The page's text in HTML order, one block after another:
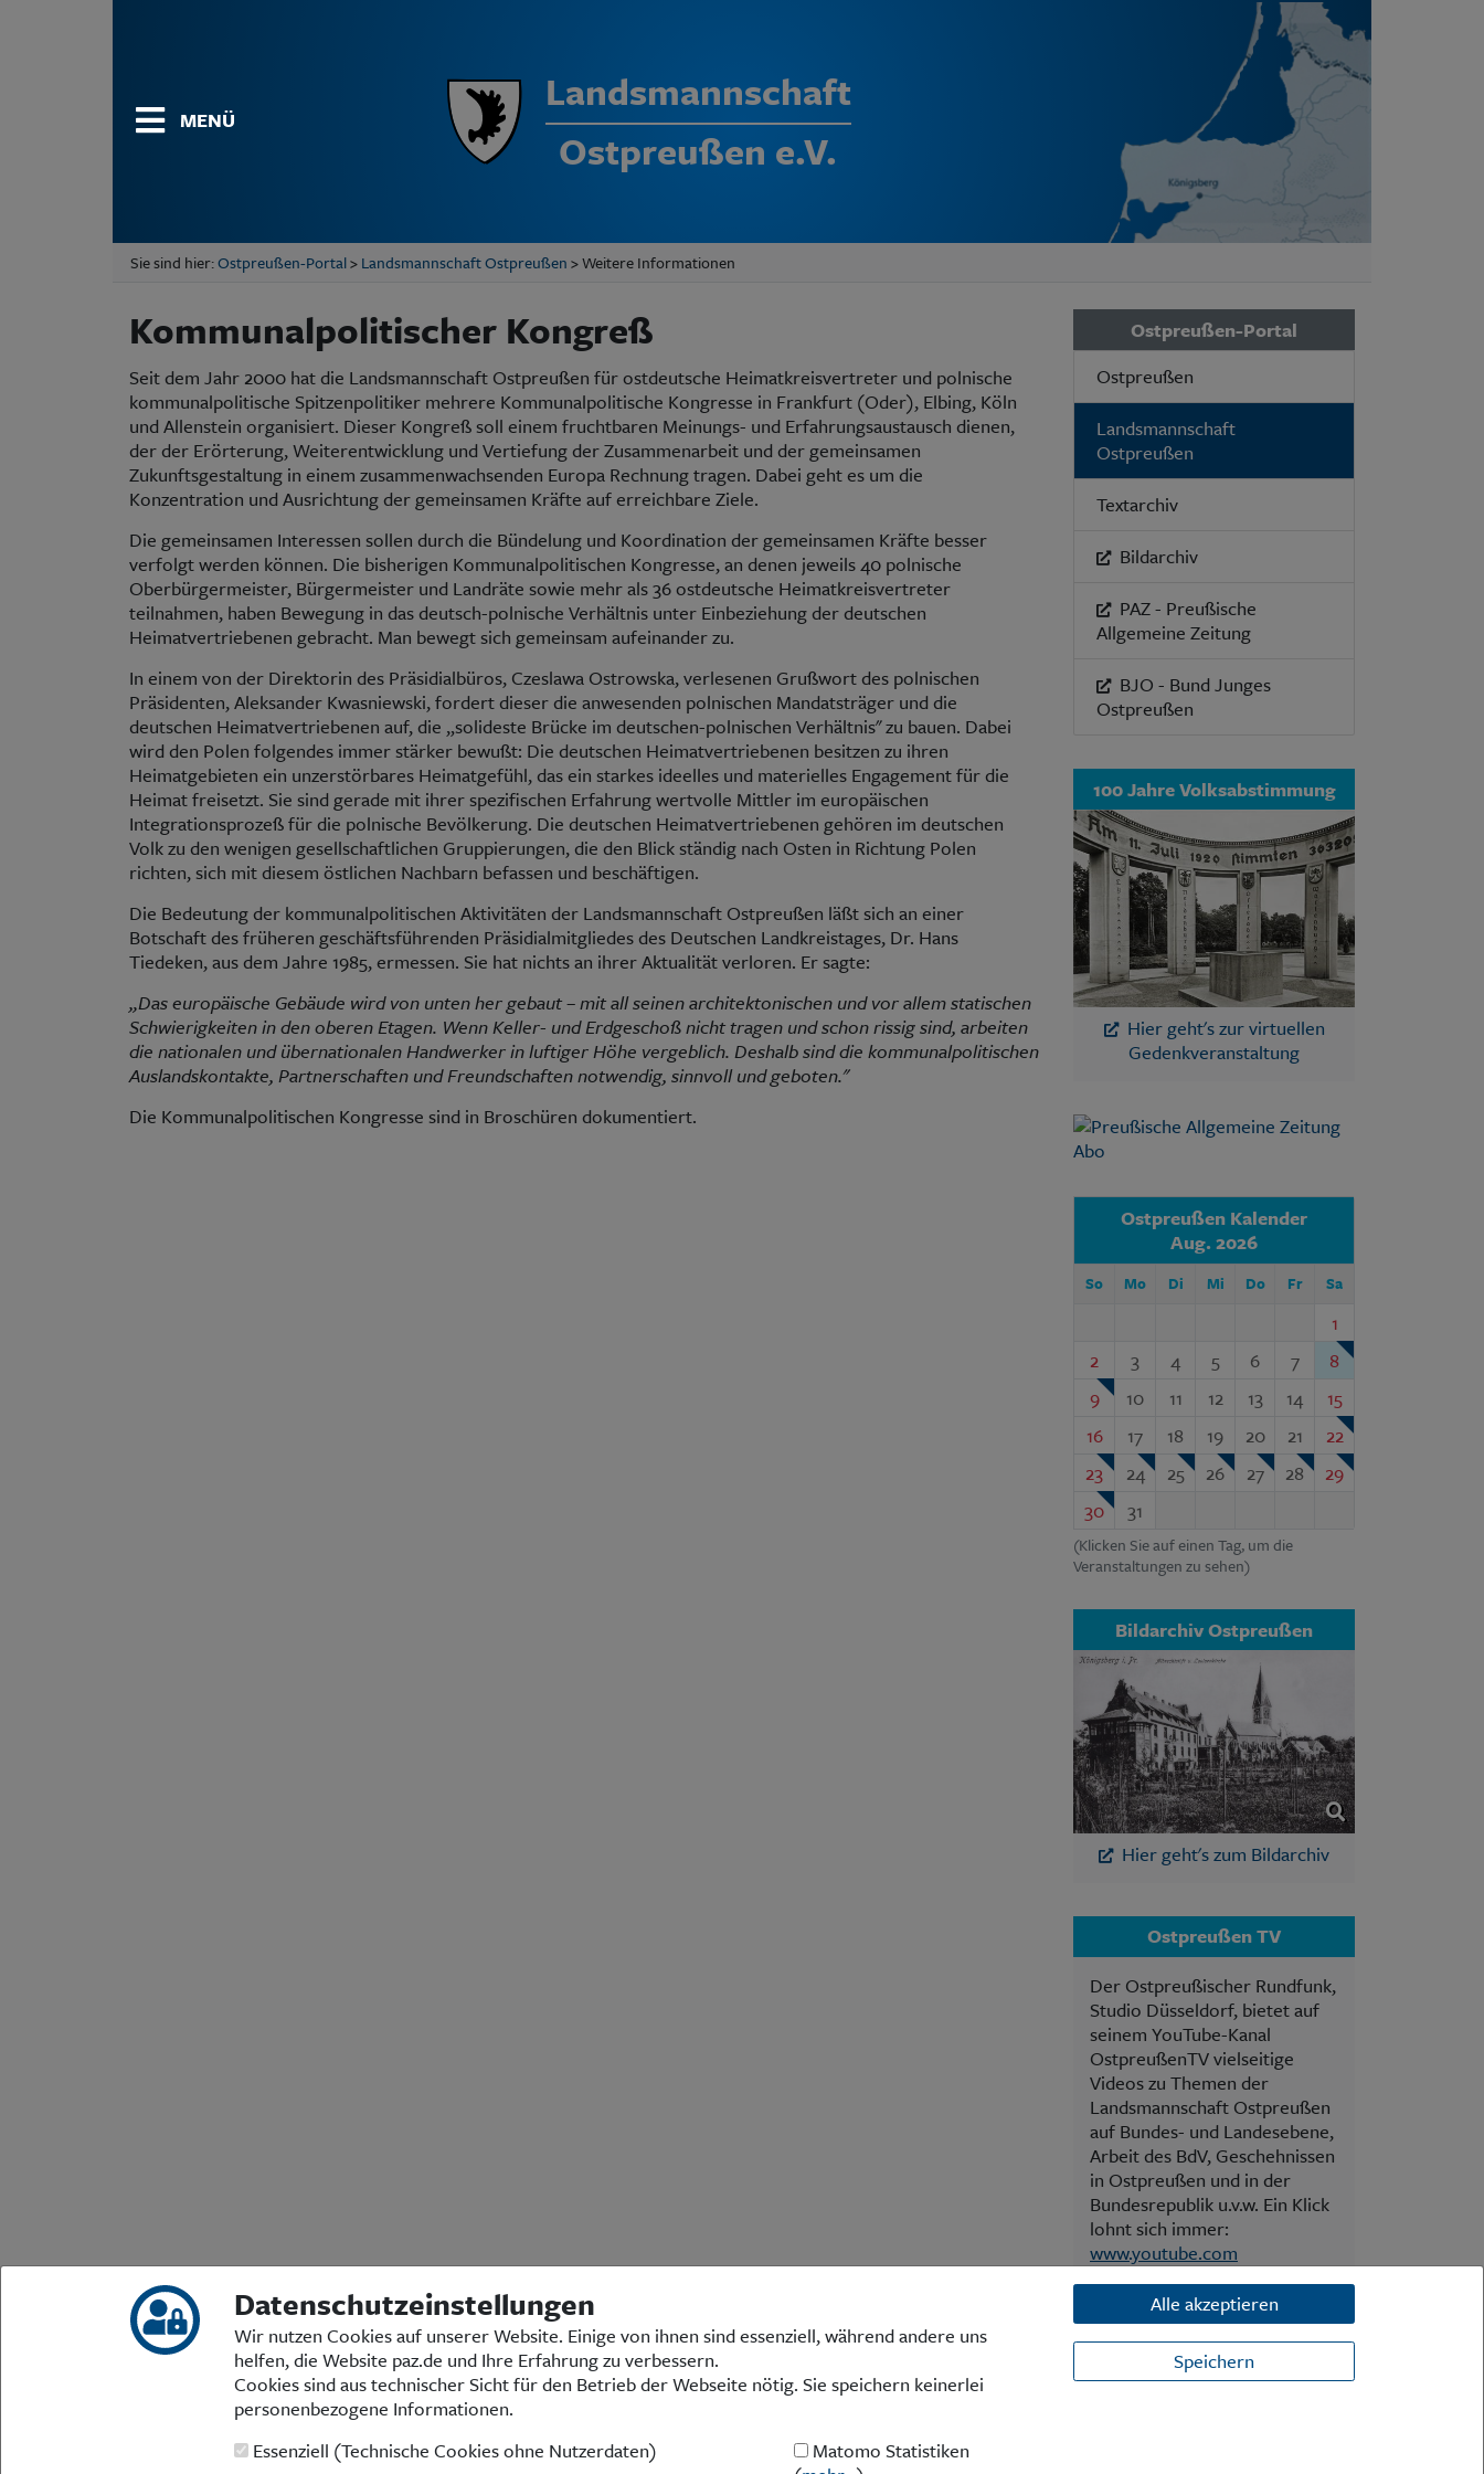
MENÜ
Landsmannschaft
Ostpreußen e.V.
Sie sind hier:Ostpreußen-Portal>Landsmannschaft Ostpreußen> Weitere Informationen
Kommunalpolitischer Kongreß
Seit dem Jahr 2000 hat die Landsmannschaft Ostpreußen für ostdeutsche Heimatkreisvertreter und polnische
kommunalpolitische Spitzenpolitiker mehrere Kommunalpolitische Kongresse in Frankfurt (Oder), Elbing, Köln
und Allenstein organisiert. Dieser Kongreß soll einem fruchtbaren Meinungs- und Erfahrungsaustausch dienen,
der der Erörterung, Weiterentwicklung und Vertiefung der Zusammenarbeit und der gemeinsamen
Zukunftsgestaltung in einem zusammenwachsenden Europa Rechnung tragen. Dabei geht es um die
Konzentration und Ausrichtung der gemeinsamen Kräfte auf erreichbare Ziele.
Die gemeinsamen Interessen sollen durch die Bündelung und Koordination der gemeinsamen Kräfte besser
verfolgt werden können. Die bisherigen Kommunalpolitischen Kongresse, an denen jeweils 40 polnische
Oberbürgermeister, Bürgermeister und Landräte sowie mehr als 36 ostdeutsche Heimatkreisvertreter
teilnahmen, haben Bewegung in das deutsch-polnische Verhältnis unter Einbeziehung der deutschen
Heimatvertriebenen gebracht. Man bewegt sich gemeinsam aufeinander zu.
In einem von der Direktorin des Präsidialbüros, Czeslawa Ostrowska, verlesenen Grußwort des polnischen
Präsidenten, Aleksander Kwasniewski, fordert dieser die anwesenden polnischen Mandatsträger und die
deutschen Heimatvertriebenen auf, die „solideste Brücke im deutschen-polnischen Verhältnis" zu bauen. Dabei
wird den Polen folgendes immer stärker bewußt: Die deutschen Heimatvertriebenen besitzen zu ihren
Heimatgebieten ein unzerstörbares Heimatgefühl, das ein starkes ideelles und materielles Engagement für die
Heimat freisetzt. Sie sind gerade mit ihrer spezifischen Erfahrung wertvolle Mittler im europäischen
Integrationsprozeß für die polnische Bevölkerung. Die deutschen Heimatvertriebenen gehören im deutschen
Volk zu den wenigen gesellschaftlichen Gruppierungen, die den Blick ständig nach Osten in Richtung Polen
richten, sich mit diesem östlichen Nachbarn befassen und beschäftigen.
Die Bedeutung der kommunalpolitischen Aktivitäten der Landsmannschaft Ostpreußen läßt sich an einer
Botschaft des früheren geschäftsführenden Präsidialmitgliedes des Deutschen Landkreistages, Dr. Hans
Tiedeken, aus dem Jahre 1985, ermessen. Sie hat nichts an ihrer Aktualität verloren. Er sagte:
„Das europäische Gebäude wird von unten her gebaut – mit all seinen architektonischen und vor allem statischen
Schwierigkeiten in den oberen Etagen. Wenn Keller- und Erdgeschoß nicht tragen und schon rissig sind, arbeiten
die nationalen und übernationalen Handwerker in luftiger Höhe vergeblich. Deshalb sind die kommunalpolitischen
Auslandskontakte, Partnerschaften und Freundschaften notwendig, sinnvoll und geboten."
Die Kommunalpolitischen Kongresse sind in Broschüren dokumentiert.
Ostpreußen-Portal
Ostpreußen
Landsmannschaft
Ostpreußen
Textarchiv
Bildarchiv
PAZ - Preußische
Allgemeine Zeitung
BJO - Bund Junges
Ostpreußen
100 Jahre Volksabstimmung
Hier geht's zur virtuellen
Gedenkveranstaltung
Ostpreußen Kalender
Aug. 2026
So Mo Di Mi Do Fr Sa
1
2
3 4 5 6 7
8
9
10 11 12 13 14
15
16
17 18 19 20 21
22
23
24 25 26 27 28
29
30
31
(Klicken Sie auf einen Tag, um die
Veranstaltungen zu sehen)
Bildarchiv Ostpreußen
Hier geht's zum Bildarchiv
Ostpreußen TV
Der Ostpreußischer Rundfunk,
Studio Düsseldorf, bietet auf
seinem YouTube-Kanal
OstpreußenTV vielseitige
Videos zu Themen der
Landsmannschaft Ostpreußen
auf Bundes- und Landesebene,
Arbeit des BdV, Geschehnissen
in Ostpreußen und in der
Bundesrepublik u.v.w. Ein Klick
lohnt sich immer:
www.youtube.com
© 2026 Landsmannschaft Ostpreußen e.V.
Datenschutzeinstellungen
Wir nutzen Cookies auf unserer Website. Einige von ihnen sind essenziell, während andere uns
helfen, die Website paz.de und Ihre Erfahrung zu verbessern.
Cookies sind aus technischer Sicht für den Betrieb der Webseite nötig. Sie speichern keinerlei
personenbezogene Informationen.
Essenziell (Technische Cookies ohne Nutzerdaten)
Matomo Statistiken
Alle akzeptieren
Speichern